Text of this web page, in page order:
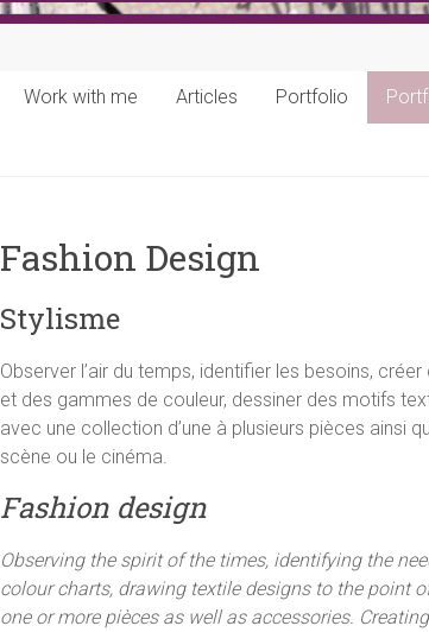
Work with me Articles Portfolio
Fashion Design
Stylisme
Observer l’air du temps, identifier les besoins,
et des gammes de couleur, dessiner des motifs
avec une collection d’une à plusieurs pièces ainsi
scène ou le cinéma.
Fashion design
Observing the spirit of the times, identifying the
colour charts, drawing textile designs to the point
one or more pièces as well as accessories.